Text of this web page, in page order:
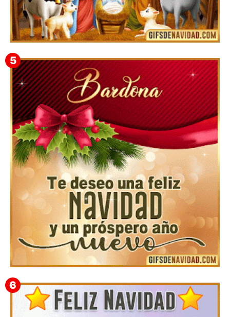
Feliz Navidad y próspero Año Nuevo Bianca